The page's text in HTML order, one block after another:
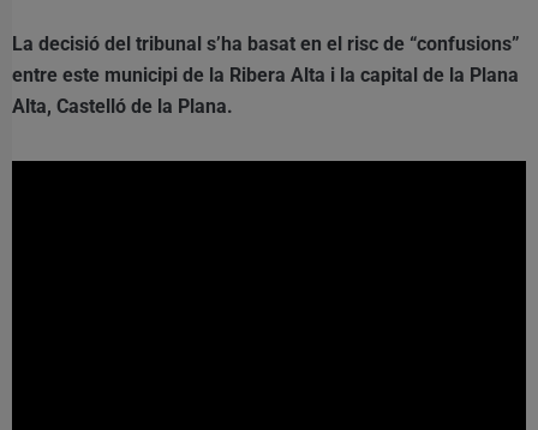
La decisió del tribunal s’ha basat en el risc de “confusions”
entre este municipi de la Ribera Alta i la capital de la Plana
Alta, Castelló de la Plana.